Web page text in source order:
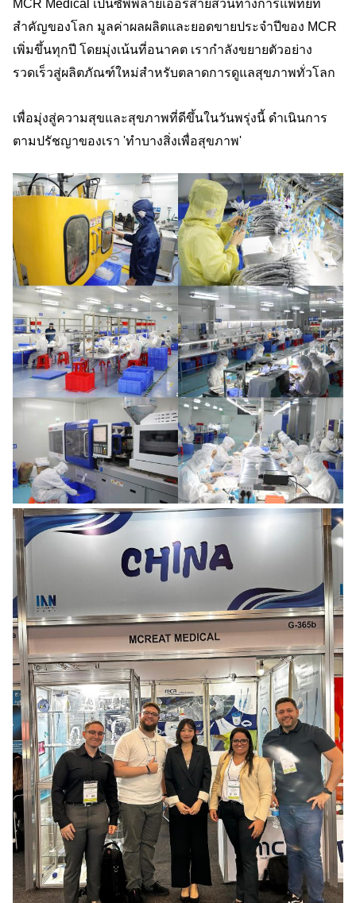
MCR Medical เป็นซัพพลายเออร์สายสวนทางการแพทย์ที่
สำคัญของโลก มูลค่าผลผลิตและยอดขายประจำปีของ MCR
เพิ่มขึ้นทุกปี โดยมุ่งเน้นที่อนาคต เรากำลังขยายตัวอย่าง
รวดเร็วสู่ผลิตภัณฑ์ใหม่สำหรับตลาดการดูแลสุขภาพทั่วโลก
เพื่อมุ่งสู่ความสุขและสุขภาพที่ดีขึ้นในวันพรุ่งนี้ ดำเนินการ
ตามปรัชญาของเรา 'ทำบางสิ่งเพื่อสุขภาพ'